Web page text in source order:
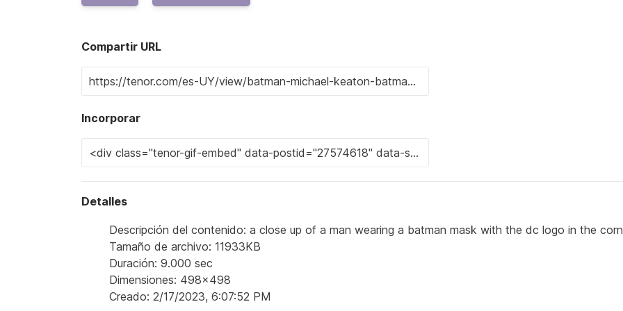
Compartir URL
Incorporar
Detalles
Descripción del contenido: a close up of a man wearing a batman mask with the dc logo in the
Tamaño de archivo: 11933KB
Duración: 9.000 sec
Dimensiones: 498x498
Creado: 2/17/2023, 6:07:52 PM